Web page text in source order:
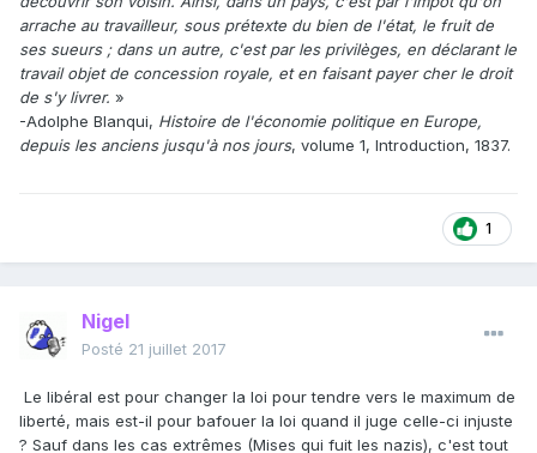
arrache au travailleur, sous prétexte du bien de l'état, le fruit de
ses sueurs ; dans un autre, c'est par les privilèges, en déclarant le
travail objet de concession royale, et en faisant payer cher le droit
de s'y livrer. »
-Adolphe Blanqui, Histoire de l'économie politique en Europe,
depuis les anciens jusqu'à nos jours, volume 1, Introduction, 1837.
1
Nigel
Posté 21 juillet 2017
Le libéral est pour changer la loi pour tendre vers le maximum de
liberté, mais est-il pour bafouer la loi quand il juge celle-ci injuste
? Sauf dans les cas extrêmes (Mises qui fuit les nazis), c'est tout